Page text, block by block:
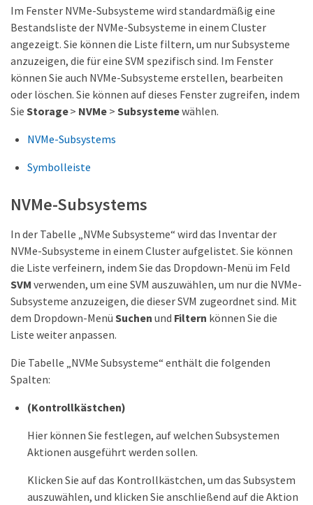
Im Fenster NVMe-Subsysteme wird standardmäßig eine
Bestandsliste der NVMe-Subsysteme in einem Cluster
angezeigt. Sie können die Liste filtern, um nur Subsysteme
anzuzeigen, die für eine SVM spezifisch sind. Im Fenster
können Sie auch NVMe-Subsysteme erstellen, bearbeiten
oder löschen. Sie können auf dieses Fenster zugreifen, indem
Sie Storage> NVMe >Subsystemewählen.
NVMe-Subsystems
Symbolleiste
NVMe-Subsystems
In der Tabelle „NVMe Subsysteme“ wird das Inventar der
NVMe-Subsysteme in einem Cluster aufgelistet. Sie können
die Liste verfeinern, indem Sie das Dropdown-Menü im Feld
SVM verwenden, um eine SVM auszuwählen, um nur die NVMe-
Subsysteme anzuzeigen, die dieser SVM zugeordnet sind. Mit
dem Dropdown-Menü Suchen und Filtern können Sie die
Liste weiter anpassen.
Die Tabelle „NVMe Subsysteme“ enthält die folgenden
Spalten:
(Kontrollkästchen)
Hier können Sie festlegen, auf welchen Subsystemen
Aktionen ausgeführt werden sollen.
Klicken Sie auf das Kontrollkästchen, um das Subsystem
auszuwählen, und klicken Sie anschließend auf die Aktion